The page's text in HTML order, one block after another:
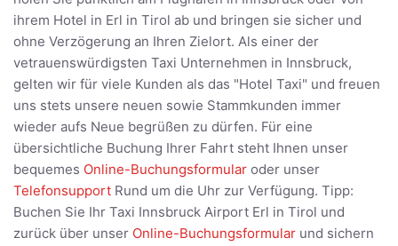
ihrem Hotel in Erl in Tirol ab und bringen sie sicher und
ohne Verzögerung an Ihren Zielort. Als einer der
vetrauenswürdigsten Taxi Unternehmen in Innsbruck,
gelten wir für viele Kunden als das "Hotel Taxi" und freuen
uns stets unsere neuen sowie Stammkunden immer
wieder aufs Neue begrüßen zu dürfen. Für eine
übersichtliche Buchung Ihrer Fahrt steht Ihnen unser
bequemes Online-Buchungsformular oder unser
Telefonsupport Rund um die Uhr zur Verfügung. Tipp:
Buchen Sie Ihr Taxi Innsbruck Airport Erl in Tirol und
zurück über unser Online-Buchungsformular und sichern